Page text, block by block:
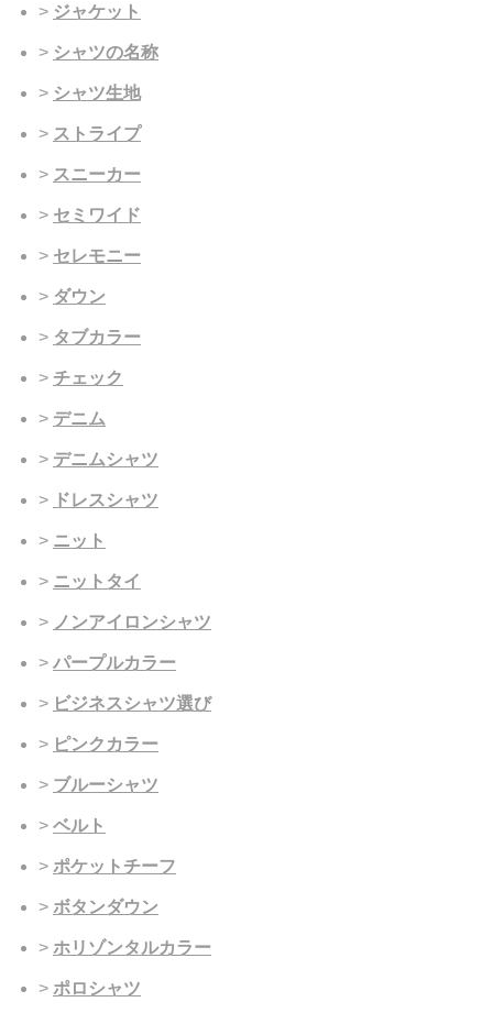
ジャケット
シャツの名称
シャツ生地
ストライプ
スニーカー
セミワイド
セレモニー
ダウン
タブカラー
チェック
デニム
デニムシャツ
ドレスシャツ
ニット
ニットタイ
ノンアイロンシャツ
パープルカラー
ビジネスシャツ選び
ピンクカラー
ブルーシャツ
ベルト
ポケットチーフ
ボタンダウン
ホリゾンタルカラー
ポロシャツ